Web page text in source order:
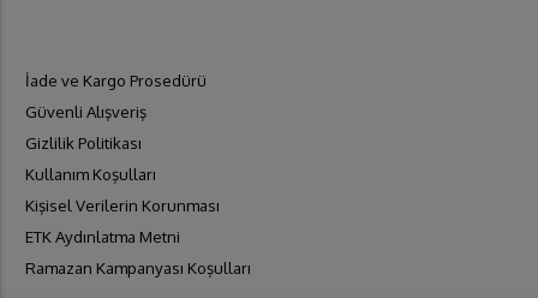
İade ve Kargo Prosedürü
Güvenli Alışveriş
Gizlilik Politikası
Kullanım Koşulları
Kişisel Verilerin Korunması
ETK Aydınlatma Metni
Ramazan Kampanyası Koşulları